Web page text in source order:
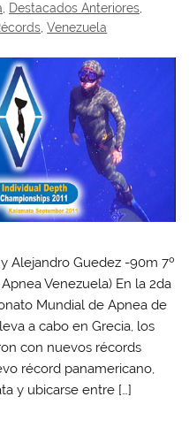
Destacados Anteriores
,Venezuela
Alejandro Guedez -90m 7º
Venezuela) En la 2da
Mundial de Apnea de
a cabo en Grecia, los
con nuevos récords
récord panamericano,
y ubicarse entre […]